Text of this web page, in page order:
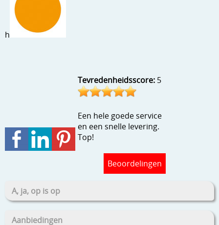
Stempels en zo
Template, mask, stencils, grids
h
Tevredenheidsscore: 5
Een hele goede service
en een snelle levering.
Top!
Beoordelingen
A, ja, op is op
Aanbiedingen